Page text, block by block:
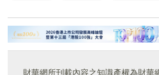
財華網所刊載內容之知識產權為財華